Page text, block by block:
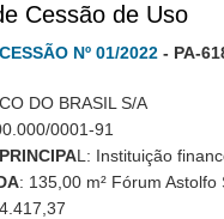
Cessão de Uso
Nº 01/2022- PA-
DO BRASIL S/A
0001-91
L: Instituição
: 135,00 m² Fórum Astolfo